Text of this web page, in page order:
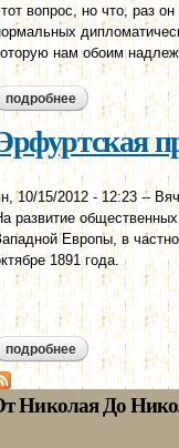
вопрос, но что, раз
нам обоим
подробнее о доклад
10/15/2012 - 12:23 --
развитие
Европы, в
1891 года.
подробнее о эрфуртская
Николая До